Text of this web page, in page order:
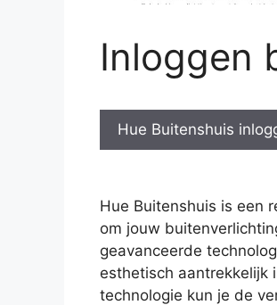
Inloggen
Hue Buitenshuis
Hue Buitenshuis is een
om jouw
geavanceerde
esthetisch aantrekkelijk
technologie kun je de